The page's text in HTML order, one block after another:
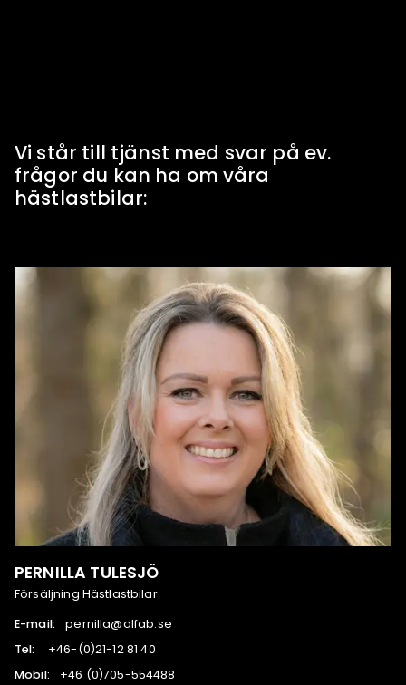
Vi står till tjänst med svar på ev.
frågor du kan ha om våra
hästlastbilar:
PERNILLA TULESJÖ
Försäljning Hästlastbilar
E-mail:
es.bafla@allinrep
Tel:
04 18 21-12(0)-64+
Mobil:
884455-507(0) 64+